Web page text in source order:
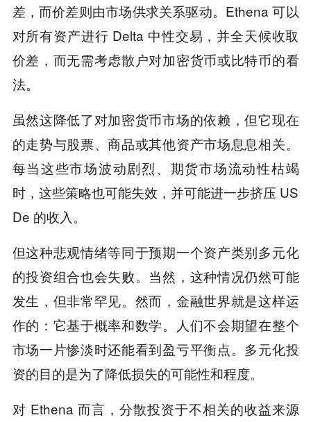
差，而价差则由市场供求关系驱动。Ethena 可以
对所有资产进行 Delta 中性交易，并全天候收取
价差，而无需考虑散户对加密货币或比特币的看
法。
虽然这降低了对加密货币市场的依赖，但它现在
的走势与股票、商品或其他资产市场息息相关。
每当这些市场波动剧烈、期货市场流动性枯竭
时，这些策略也可能失效，并可能进一步挤压 US
De 的收入。
但这种悲观情绪等同于预期一个资产类别多元化
的投资组合也会失败。当然，这种情况仍然可能
发生，但非常罕见。然而，金融世界就是这样运
作的：它基于概率和数学。人们不会期望在整个
市场一片惨淡时还能看到盈亏平衡点。多元化投
资的目的是为了降低损失的可能性和程度。
对 Ethena 而言，分散投资于不相关的收益来源